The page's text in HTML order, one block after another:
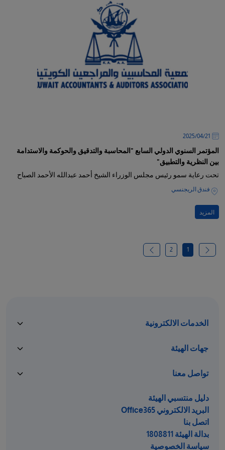
21‏/04‏/2025
المؤتمر السنوي الدولي السابع "المحاسبة والتدقيق والحوكمة والاستدامة
بين النظرية والتطبيق"
تحت رعاية سمو رئيس مجلس الوزراء الشيخ أحمد عبدالله الأحمد الصباح
فندق الريجنسي
المزيد
1
2
الخدمات الالكترونية
جهات الهيئة
تواصل معنا
دليل منتسبي الهيئة
البريد الالكتروني Office365
اتصل بنا
بدالة الهيئة 1808811
سياسة الخصوصية